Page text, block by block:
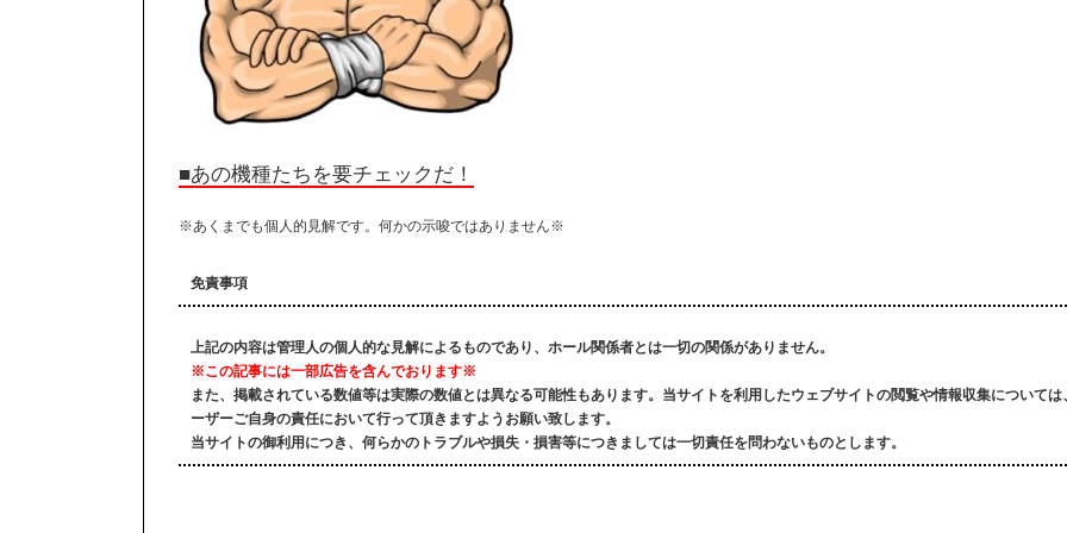
■あの機種たちを要チェックだ！
※あくまでも個人的見解です。何かの示唆ではありません※
免責事項
上記の内容は管理人の個人的な見解によるものであり、ホール関係者とは一切の関係がありません。
※この記事には一部広告を含んでおります※
また、掲載されている数値等は実際の数値とは異なる可能性もあります。 当サイトを利用したウェブサイトの閲覧や情報収集については
ーザーご自身の責任において行って頂きますようお願い致します。
当サイトの御利用につき、何らかのトラブルや損失・損害等につきましては一切責任を問わないものとします。